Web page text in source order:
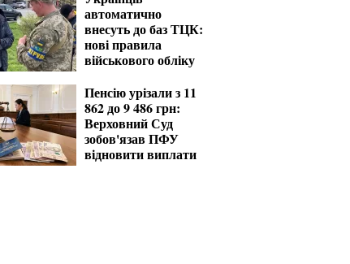
автоматично
внесуть до баз ТЦК:
нові правила
військового обліку
Пенсію урізали з 11
862 до 9 486 грн:
Верховний Суд
зобов'язав ПФУ
відновити виплати